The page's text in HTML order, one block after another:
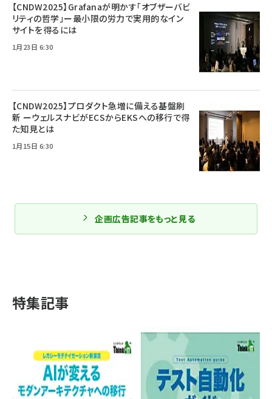
【CNDW2025】Grafanaが明かす「オブザーバビ
リティの哲学」ー最小限の労力で実用的なイン
サイトを得るには
1月23日 6:30
【CNDW2025】プロダクト急増に備える基盤刷
新 ーウェルスナビがECSからEKSへの移行で得
た知見とは
1月15日 6:30
企画広告記事をもっと見る
特集記事